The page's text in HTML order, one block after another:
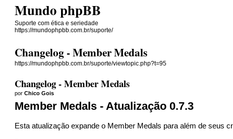
Mundo phpBB
Suporte com ética e seriedade
https://mundophpbb.com.br/suporte/
Changelog - Member Medals
https://mundophpbb.com.br/suporte/viewtopic.php?t=95
Changelog - Member Medals
porChico Gois
Member Medals - Atualização 0.7.3
Esta atualização expande o Member Medals para além de seus